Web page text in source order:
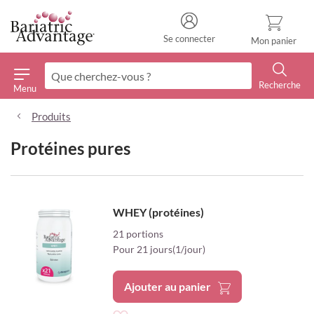
Menu
Recherche
Mon panier
Se connecter
Produits
Protéines pures
WHEY (protéines)
21 portions
Pour 21 jours(1/jour)
Ajouter au panier